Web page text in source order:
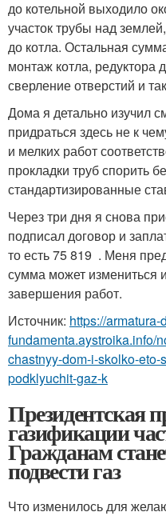
до котельной выходило
участок трубы над
до котла. Остальная
монтаж котла, редуктора
сверление отверстий и
Дома я детально изучил
придраться здесь не к
и мелких работ
прокладки труб спорить
стандартизированные
Через три дня я снова
подписал договор и
то есть 75 819 . Меня
сумма может измениться
завершения работ.
Источник: https://armatura-
fundamenta.aystroika.info/
chastnyy-dom-i-skolko-
podklyuchit-gaz-k
Президентская
газификации
Гражданам
подвести газ
Что изменилось для